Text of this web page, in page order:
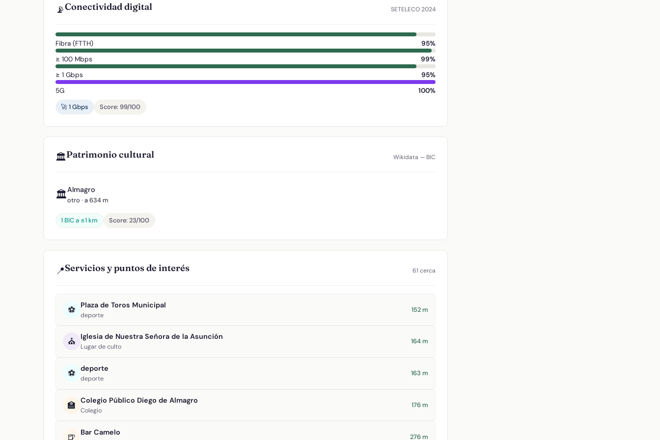
📡Conectividad digital SETELECO 2024
Fibra (FTTH)
95%
≥ 100 Mbps
99%
≥ 1 Gbps
95%
5G
100%
🚀 1 Gbps
Score: 99/100
🏛️Patrimonio cultural Wikidata — BIC
🏛️Almagro
otro · a 634 m
1 BIC a ≤1 km Score: 23/100
📍Servicios y puntos de interés 61 cerca
⚽ Plaza de Toros Municipal
deporte
152 m
⛪ Iglesia de Nuestra Señora de la Asunción
Lugar de culto
164 m
⚽ deporte
deporte
163 m
🏫 Colegio Público Diego de Almagro
Colegio
176 m
🍺 Bar Camelo
276 m